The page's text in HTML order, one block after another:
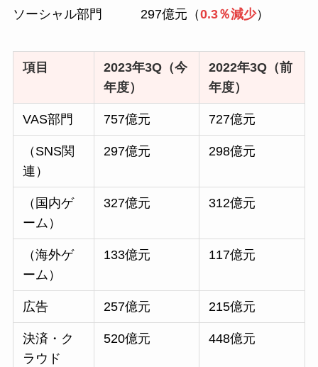
ソーシャル部門 297億元（0.3％減少）
項目
2023年3Q（今
年度）
2022年3Q（前
年度）
VAS部門 757億元 727億元
（SNS関
連）
297億元 298億元
（国内ゲ
ーム）
327億元 312億元
（海外ゲ
ーム）
133億元 117億元
広告 257億元 215億元
決済・ク
ラウド
520億元 448億元